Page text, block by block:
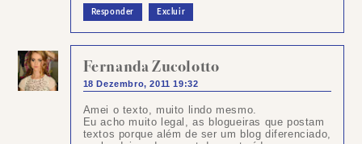
Responder Excluir
Fernanda Zucolotto
18 Dezembro, 2011 19:32
Amei o texto, muito lindo mesmo.
Eu acho muito legal, as blogueiras que postam
textos porque além de ser um blog diferenciado,